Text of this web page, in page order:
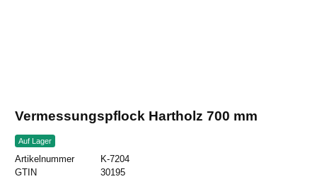
Vermessungspflock Hartholz 700 mm
Auf Lager
Artikelnummer
K-7204
GTIN
30195